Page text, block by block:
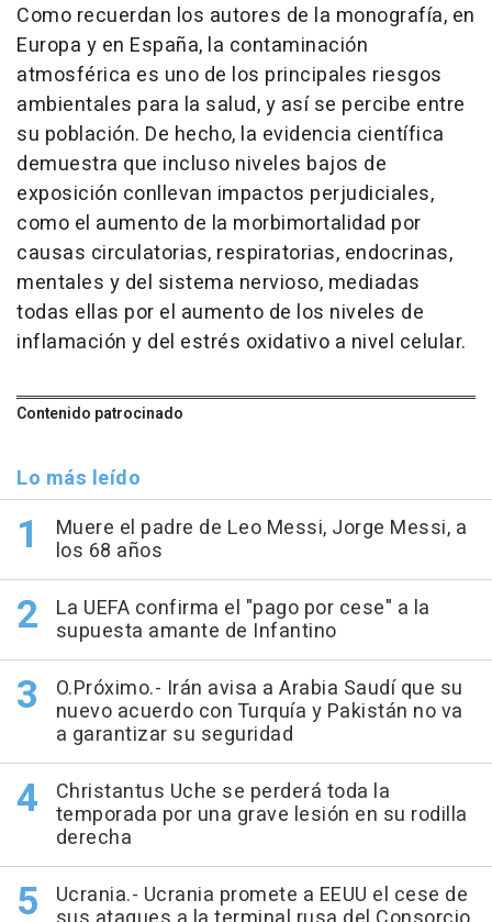
Como recuerdan los autores de la monografía, en
Europa y en España, la contaminación
atmosférica es uno de los principales riesgos
ambientales para la salud, y así se percibe entre
su población. De hecho, la evidencia científica
demuestra que incluso niveles bajos de
exposición conllevan impactos perjudiciales,
como el aumento de la morbimortalidad por
causas circulatorias, respiratorias, endocrinas,
mentales y del sistema nervioso, mediadas
todas ellas por el aumento de los niveles de
inflamación y del estrés oxidativo a nivel celular.
Contenido patrocinado
Lo más leído
Muere el padre de Leo Messi, Jorge Messi, a
los 68 años
La UEFA confirma el "pago por cese" a la
supuesta amante de Infantino
O.Próximo.- Irán avisa a Arabia Saudí que su
nuevo acuerdo con Turquía y Pakistán no va
a garantizar su seguridad
Christantus Uche se perderá toda la
temporada por una grave lesión en su rodilla
derecha
Ucrania.- Ucrania promete a EEUU el cese de